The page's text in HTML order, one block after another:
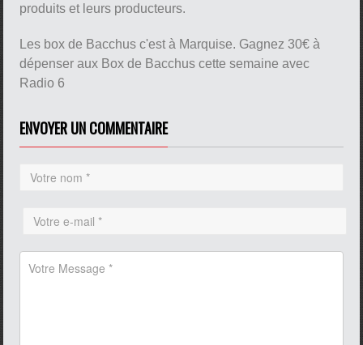
produits et leurs producteurs.
Les box de Bacchus c'est à Marquise. Gagnez 30€ à
dépenser aux Box de Bacchus cette semaine avec
Radio 6
ENVOYER UN COMMENTAIRE